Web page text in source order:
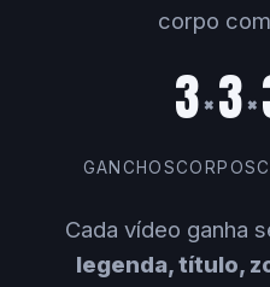
corpo
3×3×
GANCHOSCORPOS
Cada vídeo ganha
legenda, título,